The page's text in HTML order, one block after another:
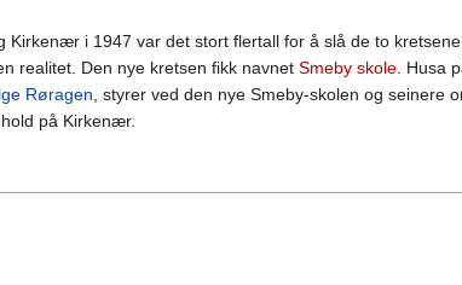
Kirkenær i 1947 var det stort flertall for å slå de to
realitet. Den nye kretsen fikk navnet Smeby skole. Husa
Røragen, styrer ved den nye Smeby-skolen og seinere
på Kirkenær.